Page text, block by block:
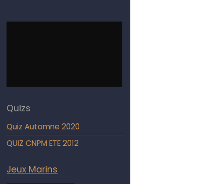
Quizs
Quiz Automne 2020
QUIZ CNPM ETE 2012
Jeux Marins